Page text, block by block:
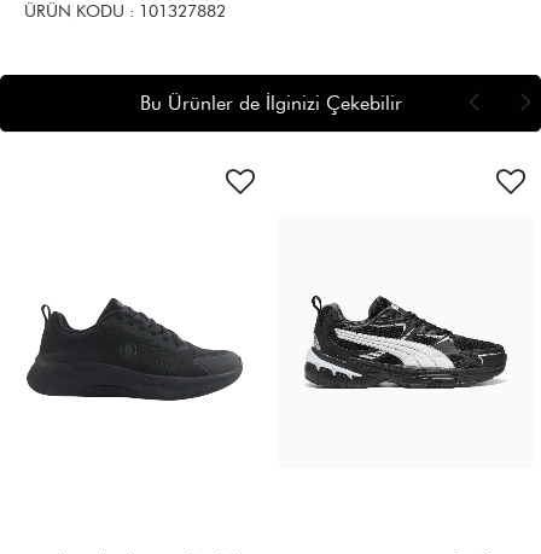
ÜRÜN KODU : 101327882
Bu Ürünler de İlginizi Çekebilir